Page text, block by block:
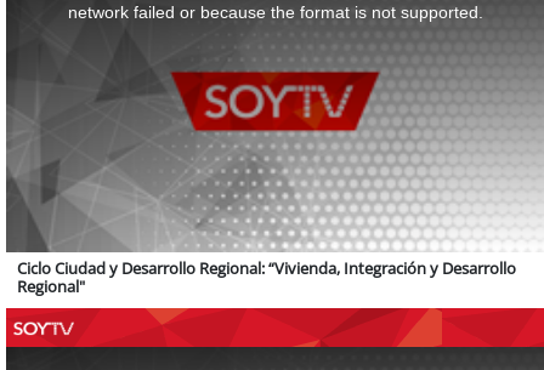
network failed or because the format is not supported.
Ciclo Ciudad y Desarrollo Regional: “Vivienda, Integración y Desarrollo
Regional"